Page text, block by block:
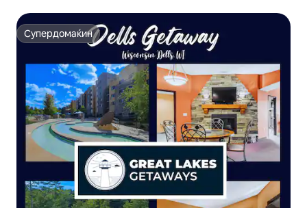
Супердомаќин
Супердомаќин